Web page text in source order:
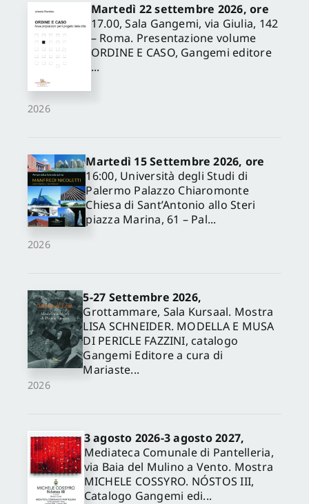
2026
Martedì 22 settembre 2026, ore
17.00, Sala Gangemi, via Giulia, 142
– Roma. Presentazione volume
ORDINE E CASO, Gangemi editore
...
2026
Martedì 15 Settembre 2026, ore
16:00, Università degli Studi di
Palermo Palazzo Chiaromonte
Chiesa di Sant’Antonio allo Steri
piazza Marina, 61 – Pal...
2026
5-27 Settembre 2026,
Grottammare, Sala Kursaal. Mostra
LISA SCHNEIDER. MODELLA E MUSA
DI PERICLE FAZZINI, catalogo
Gangemi Editore a cura di
Mariaste...
3 agosto 2026-3 agosto 2027,
Mediateca Comunale di Pantelleria,
via Baia del Mulino a Vento. Mostra
MICHELE COSSYRO. NÓSTOS III,
Catalogo Gangemi edi...